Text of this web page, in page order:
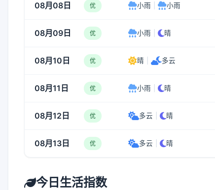
08月08日 优 小雨 小雨
08月09日 优 小雨 晴
08月10日 优 晴 多云
08月11日 优 小雨 晴
08月12日 优 多云 晴
08月13日 优 多云 晴
今日生活指数